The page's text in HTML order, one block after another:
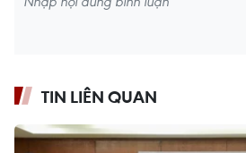
TIN LIÊN QUAN